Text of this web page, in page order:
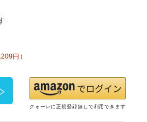
円）
クォーレに正規登録無しで利用できます